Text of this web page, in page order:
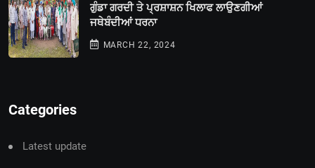
ਗੁੰਡਾ ਗਰਦੀ ਤੇ ਪ੍ਰਸ਼ਾਸ਼ਨ ਖਿਲਾਫ ਲਾਉਣਗੀਆਂ
ਜਥੇਬੰਦੀਆਂ ਧਰਨਾ
MARCH 22, 2024
Categories
Latest update